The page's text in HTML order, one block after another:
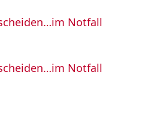
Notfall
Notfall